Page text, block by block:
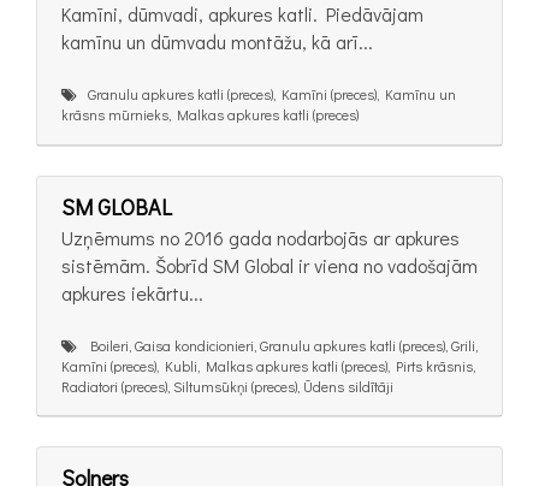
Kamīni, dūmvadi, apkures katli. Piedāvājam
kamīnu un dūmvadu montāžu, kā arī...
Granulu apkures katli (preces), Kamīni (preces), Kamīnu un
krāsns mūrnieks, Malkas apkures katli (preces)
SM GLOBAL
Uzņēmums no 2016 gada nodarbojās ar apkures
sistēmām. Šobrīd SM Global ir viena no vadošajām
apkures iekārtu...
Boileri, Gaisa kondicionieri, Granulu apkures katli (preces), Grili,
Kamīni (preces), Kubli, Malkas apkures katli (preces), Pirts krāsnis,
Radiatori (preces), Siltumsūkņi (preces), Ūdens sildītāji
Solners